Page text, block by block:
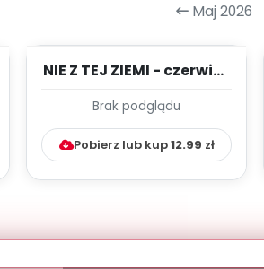
Maj 2026
NIE Z TEJ ZIEMI - czerwiec
PRACY WYCH...
Brak podglądu
Pobierz lub kup12.99 zł